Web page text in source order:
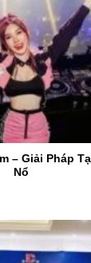
– Giải Pháp
Nổ